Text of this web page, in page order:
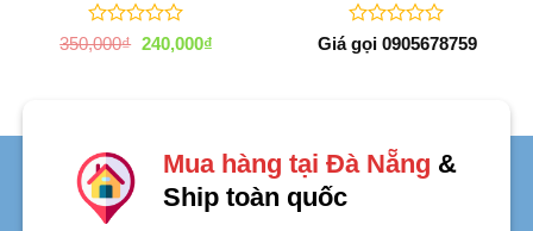
Được
350,000₫ Giá
240,000₫Giá
Được
xếp
Giá gọi 0905678759
Mua hàng tại Đà Nẵng &
Ship toàn quốc